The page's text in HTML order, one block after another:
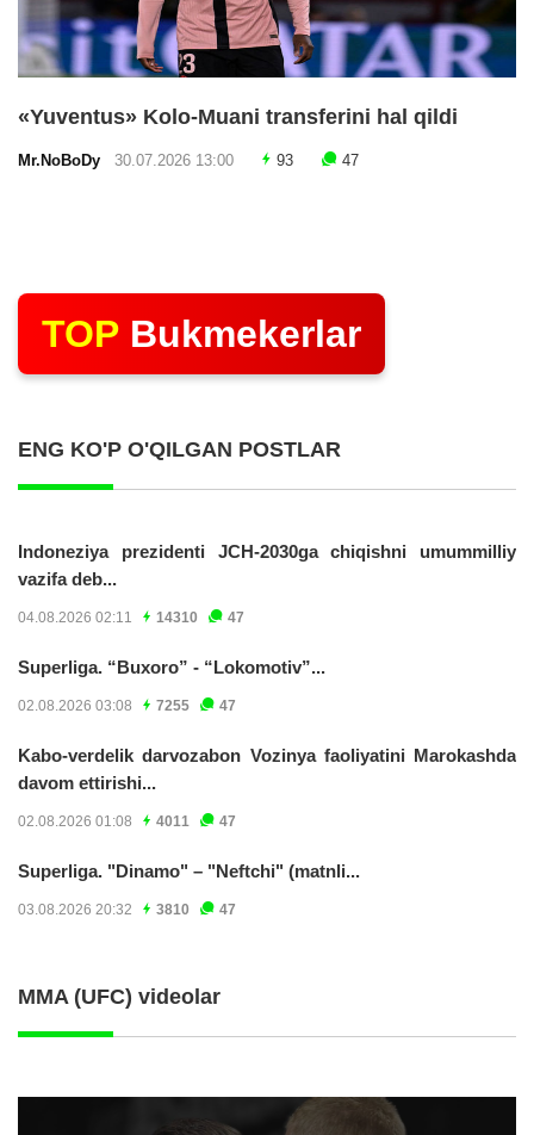
«Yuventus» Kolo-Muani transferini hal qildi
Mr.NoBoDy 30.07.2026 13:00 93 47
TOP Bukmekerlar
ENG KO'P O'QILGAN POSTLAR
Indoneziya prezidenti JCH-2030ga chiqishni umummilliy
vazifa deb...
04.08.2026 02:11 14310 47
Superliga. “Buxoro” - “Lokomotiv”...
02.08.2026 03:08 7255 47
Kabo-verdelik darvozabon Vozinya faoliyatini Marokashda
davom ettirishi...
02.08.2026 01:08 4011 47
Superliga. "Dinamo" – "Neftchi" (matnli...
03.08.2026 20:32 3810 47
MMA (UFC) videolar